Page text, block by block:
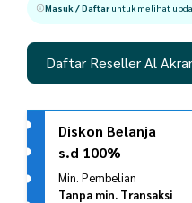
Masuk / Daftaruntuk melihat
Daftar Reseller Al
Diskon Belanja
s.d 100%
Min. Pembelian
Tanpa min. Transaksi